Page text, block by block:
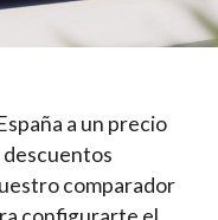
a un precio
descuentos
comparador